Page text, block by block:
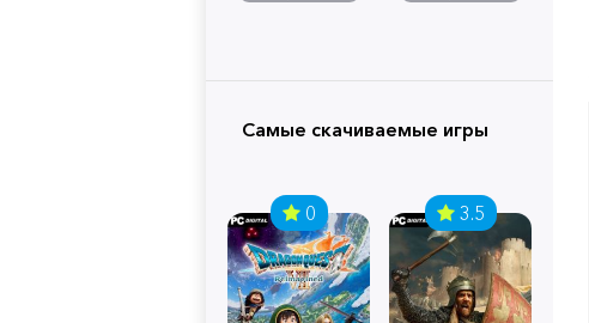
Самые скачиваемые игры
0 3.5